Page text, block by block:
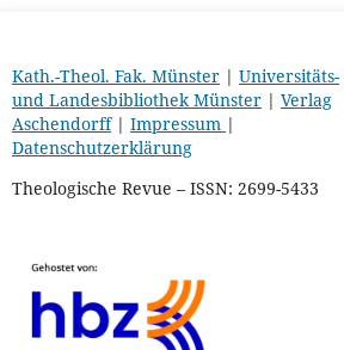
Kath.-Theol. Fak. Münster| Universitäts-
und Landesbibliothek Münster| Verlag
Aschendorff| Impressum |
Datenschutzerklärung
Theologische Revue – ISSN: 2699-5433